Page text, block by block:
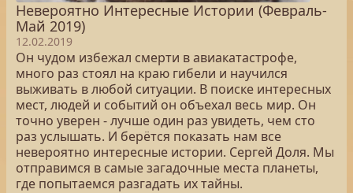
Невероятно Интересные Истории (Февраль-
Май 2019)
12.02.2019
Он чудом избежал смерти в авиакатастрофе,
много раз стоял на краю гибели и научился
выживать в любой ситуации. В поиске интересных
мест, людей и событий он объехал весь мир. Он
точно уверен - лучше один раз увидеть, чем сто
раз услышать. И берётся показать нам все
невероятно интересные истории. Сергей Доля. Мы
отправимся в самые загадочные места планеты,
где попытаемся разгадать их тайны.